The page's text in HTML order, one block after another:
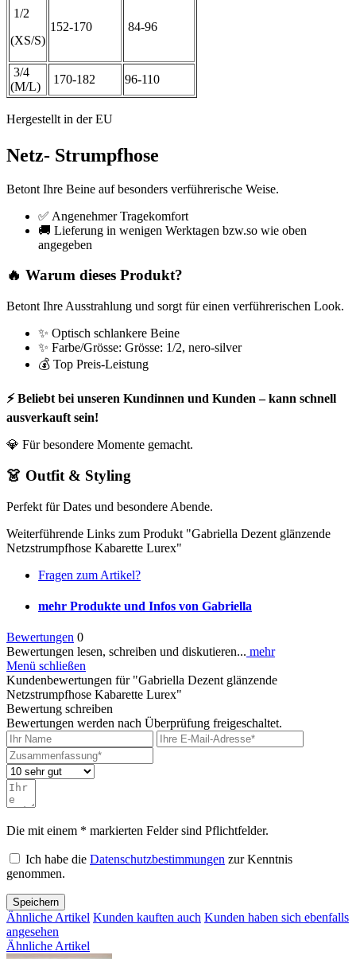
1/2
(XS/S)
152-170 84-96
3/4
(M/L)
170-182 96-110
Hergestellt in der EU
Netz- Strumpfhose
Betont Ihre Beine auf besonders verführerische Weise.
✅ Angenehmer Tragekomfort
🚚 Lieferung in wenigen Werktagen bzw.so wie oben
angegeben
🔥 Warum dieses Produkt?
Betont Ihre Ausstrahlung und sorgt für einen verführerischen Look.
✨ Optisch schlankere Beine
✨ Farbe/Grösse: Grösse: 1/2, nero-silver
💰 Top Preis-Leistung
⚡ Beliebt bei unseren Kundinnen und Kunden – kann schnell
ausverkauft sein!
💎 Für besondere Momente gemacht.
👗 Outfit & Styling
Perfekt für Dates und besondere Abende.
Weiterführende Links zum Produkt "Gabriella Dezent glänzende
Netzstrumpfhose Kabarette Lurex"
Fragen zum Artikel?
mehr Produkte und Infos von Gabriella
Bewertungen 0
Bewertungen lesen, schreiben und diskutieren... mehr
Menü schließen
Kundenbewertungen für "Gabriella Dezent glänzende
Netzstrumpfhose Kabarette Lurex"
Bewertung schreiben
Bewertungen werden nach Überprüfung freigeschaltet.
Die mit einem * markierten Felder sind Pflichtfelder.
Ich habe die Datenschutzbestimmungen zur Kenntnis
genommen.
Speichern
Ähnliche Artikel Kunden kauften auch Kunden haben sich ebenfalls
angesehen
Ähnliche Artikel